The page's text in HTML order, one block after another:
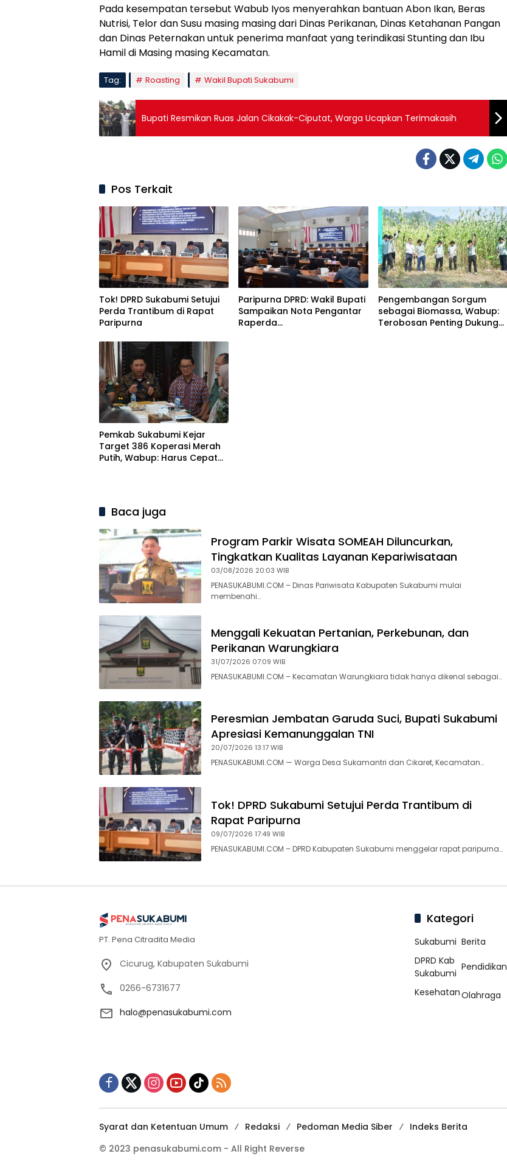
Pada kesempatan tersebut Wabub Iyos menyerahkan bantuan Abon Ikan, Beras
Nutrisi, Telor dan Susu masing masing dari Dinas Perikanan, Dinas Ketahanan Pangan
dan Dinas Peternakan untuk penerima manfaat yang terindikasi Stunting dan Ibu
Hamil di Masing masing Kecamatan.
Tag: Roasting Wakil Bupati Sukabumi
Bupati Resmikan Ruas Jalan Cikakak-Ciputat, Warga Ucapkan Terimakasih
Pos Terkait
Tok! DPRD Sukabumi Setujui
Perda Trantibum di Rapat
Paripurna
Paripurna DPRD: Wakil Bupati
Sampaikan Nota Pengantar
Raperda
Pengembangan Sorgum
sebagai Biomassa, Wabup:
Terobosan Penting Dukung
Pemkab Sukabumi Kejar
Target 386 Koperasi Merah
Putih, Wabup: Harus Cepat
Baca juga
Program Parkir Wisata SOMEAH Diluncurkan,
Tingkatkan Kualitas Layanan Kepariwisataan
03/08/2026 20:03 WIB
PENASUKABUMI.COM – Dinas Pariwisata Kabupaten Sukabumi mulai
membenahi…
Menggali Kekuatan Pertanian, Perkebunan, dan
Perikanan Warungkiara
31/07/2026 07:09 WIB
PENASUKABUMI.COM – Kecamatan Warungkiara tidak hanya dikenal sebagai…
Peresmian Jembatan Garuda Suci, Bupati Sukabumi
Apresiasi Kemanunggalan TNI
20/07/2026 13:17 WIB
PENASUKABUMI.COM — Warga Desa Sukamantri dan Cikaret, Kecamatan…
Tok! DPRD Sukabumi Setujui Perda Trantibum di
Rapat Paripurna
09/07/2026 17:49 WIB
PENASUKABUMI.COM – DPRD Kabupaten Sukabumi menggelar rapat paripurna…
PT. Pena Citradita Media
Cicurug, Kabupaten Sukabumi
0266-6731677
halo@penasukabumi.com
Kategori
Sukabumi Berita
DPRD Kab
Sukabumi
Pendidikan
KesehatanOlahraga
Syarat dan Ketentuan Umum Redaksi Pedoman Media Siber
Indeks Berita
© 2023 penasukabumi.com - All Right Reverse